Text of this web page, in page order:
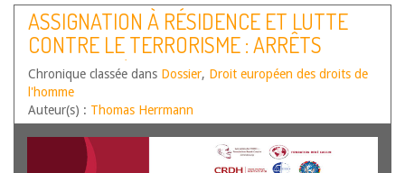
ASSIGNATION À RÉSIDENCE ET LUTTE
CONTRE LE TERRORISME : ARRÊTS
PAGERIE C/ FRANCE DU 19 JANV. 2023,
N°24203/16 ET FANOUNI C/ FRANCE DU
15 JUIN 2023, N°31185/18
Chronique classée dans Dossier, Droit européen des droits de
l'homme
Auteur(s) : Thomas Herrmann